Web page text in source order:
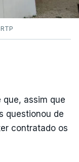
que, assim que
questionou de
contratado os